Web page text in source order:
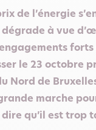
de l’énergie
à vue
forts
le 23 octobre
Nord de
marche
qu’il est trop